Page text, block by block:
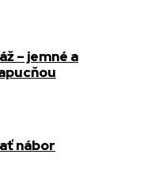
– jemné a
nábor